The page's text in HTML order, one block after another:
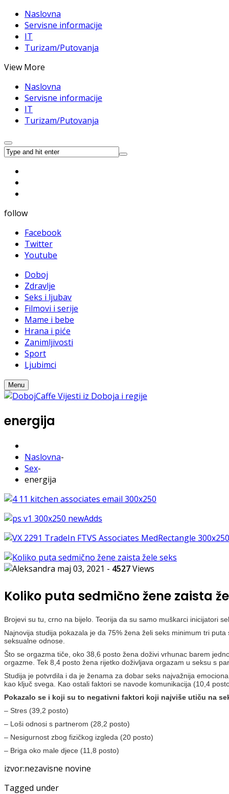
Naslovna
Servisne informacije
IT
Turizam/Putovanja
View More
Naslovna
Servisne informacije
IT
Turizam/Putovanja
follow
Facebook
Twitter
Youtube
Doboj
Zdravlje
Seks i ljubav
Filmovi i serije
Mame i bebe
Hrana i piće
Zanimljivosti
Sport
Ljubimci
Menu
energija
Naslovna-
Sex-
energija
maj 03, 2021 - 4527Views
Koliko puta sedmično žene zaista
Brojevi su tu, crno na bijelo. Teorija da su samo muškarci inicijatori
Najnovija studija pokazala je da 75% žena želi seks minimum tri
seksualne odnose.
Što se orgazma tiče, oko 38,6 posto žena doživi vrhunac barem
orgazme. Tek 8,4 posto žena rijetko doživljava orgazam u seksu s
Studija je potvrdila i da je ženama za dobar seks najvažnija
kao ključ svega. Kao ostali faktori se navode komunikacija (10,4
Pokazalo se i koji su to negativni faktori koji najviše utiču na
– Stres (39,2 posto)
– Loši odnosi s partnerom (28,2 posto)
– Nesigurnost zbog fizičkog izgleda (20 posto)
– Briga oko male djece (11,8 posto)
izvor:nezavisne novine
Tagged under